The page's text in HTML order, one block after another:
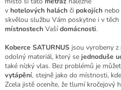
v hotelových halách či pokojích nebo
skvělou službu Vám poskytne i v těch
místnostech Vaší domácnosti.
Koberce SATURNUS jsou vyrobeny
odolný materiál, který se jednoduše
také nízký vlas. Bez problémů je
vytápění, stejně jako do místnosti,
Zcela jistě oceníte, že tlumí kročejový